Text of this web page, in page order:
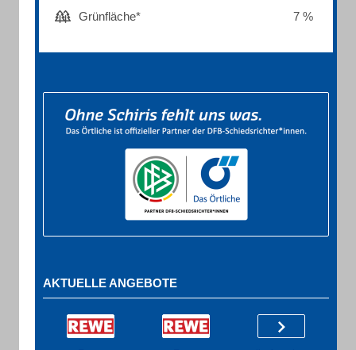
Grünfläche*
7 %
AKTUELLE ANGEBOTE